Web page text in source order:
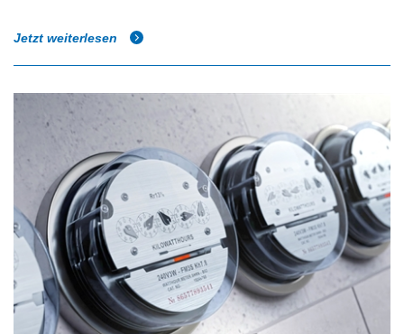
Jetzt weiterlesen